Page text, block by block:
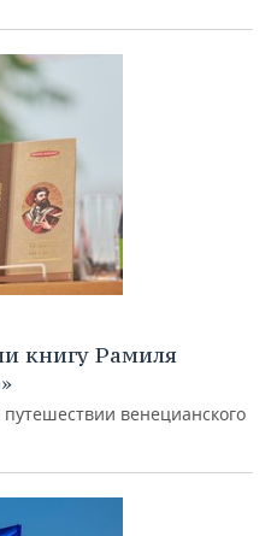
книгу Рамиля
венецианского